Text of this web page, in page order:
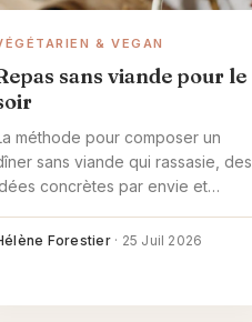
& VEGAN
sans viande pour le
méthode pour composer un
sans viande qui rassasie, des
concrètes par envie et
Forestier · 25 Juil 2026